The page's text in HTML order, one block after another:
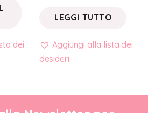
dei
LEGGI TUTTO
Aggiungi alla lista dei
desideri